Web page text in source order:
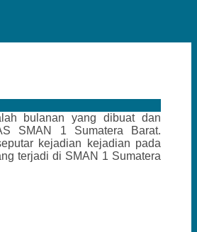
bulanan yang dibuat dan
SMAN 1 Sumatera Barat.
kejadian kejadian pada
terjadi di SMAN 1 Sumatera